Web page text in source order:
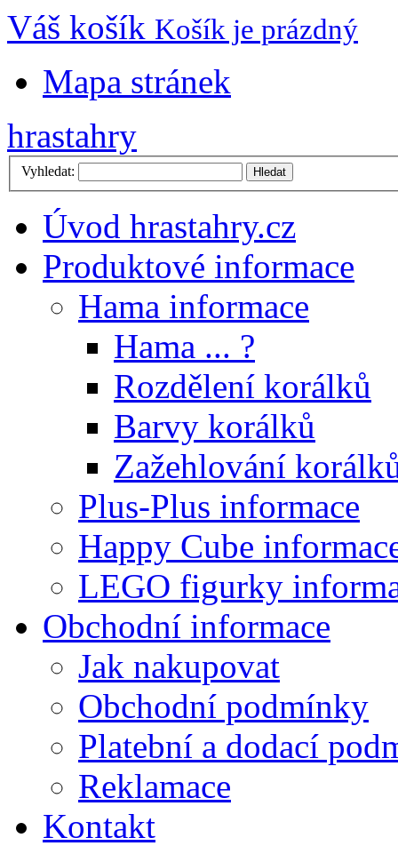
Váš košík Košík je prázdný
Mapa stránek
hrastahry
Vyhledat: Hledat
Úvod hrastahry.cz
Produktové informace
Hama informace
Hama ... ?
Rozdělení korálků
Barvy korálků
Zažehlování
Plus-Plus informace
Happy Cube
LEGO figurky
Obchodní informace
Jak nakupovat
Obchodní podmínky
Platební a dodací
Reklamace
Kontakt